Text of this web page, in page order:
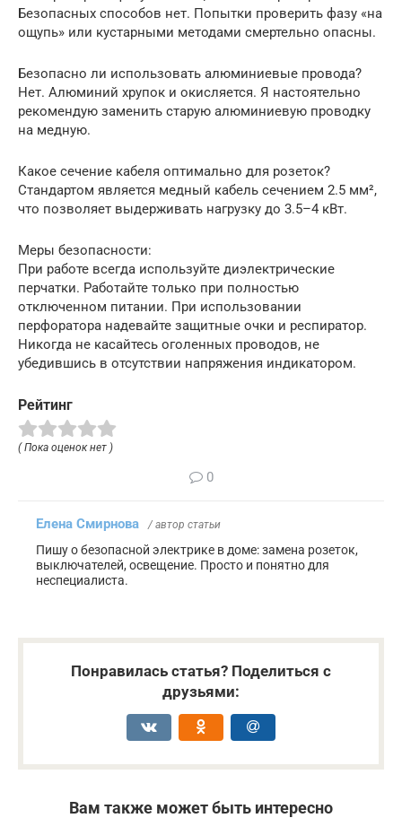
Безопасных способов нет. Попытки проверить фазу «на
ощупь» или кустарными методами смертельно опасны.
Безопасно ли использовать алюминиевые провода?
Нет. Алюминий хрупок и окисляется. Я настоятельно
рекомендую заменить старую алюминиевую проводку
на медную.
Какое сечение кабеля оптимально для розеток?
Стандартом является медный кабель сечением 2.5 мм²,
что позволяет выдерживать нагрузку до 3.5–4 кВт.
Меры безопасности:
При работе всегда используйте диэлектрические
перчатки. Работайте только при полностью
отключенном питании. При использовании
перфоратора надевайте защитные очки и респиратор.
Никогда не касайтесь оголенных проводов, не
убедившись в отсутствии напряжения индикатором.
Рейтинг
( Пока оценок нет )
0
Елена Смирнова / автор статьи
Пишу о безопасной электрике в доме: замена розеток,
выключателей, освещение. Просто и понятно для
неспециалиста.
Понравилась статья? Поделиться с
друзьями:
Вам также может быть интересно